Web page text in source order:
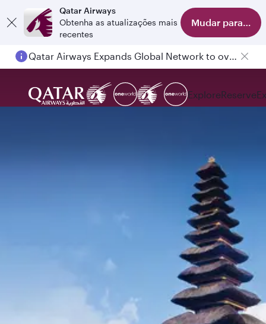
Qatar Airways
Obtenha as atualizações mais
recentes
Mudar para o
Qatar Airways Expands Global Network to over 160 Destinations
ExploreReserve